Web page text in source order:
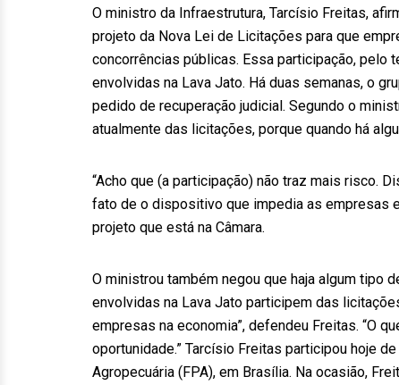
O ministro da Infraestrutura, Tarcísio Freitas,
projeto da Nova Lei de Licitações para que
concorrências públicas. Essa participação, pelo
envolvidas na Lava Jato. Há duas semanas, o
pedido de recuperação judicial. Segundo o
atualmente das licitações, porque quando há
“Acho que (a participação) não traz mais risco.
fato de o dispositivo que impedia as empresas
projeto que está na Câmara.
O ministrou também negou que haja algum tipo
envolvidas na Lava Jato participem das
empresas na economia”, defendeu Freitas. “O
oportunidade.” Tarcísio Freitas participou hoje
Agropecuária (FPA), em Brasília. Na ocasião,